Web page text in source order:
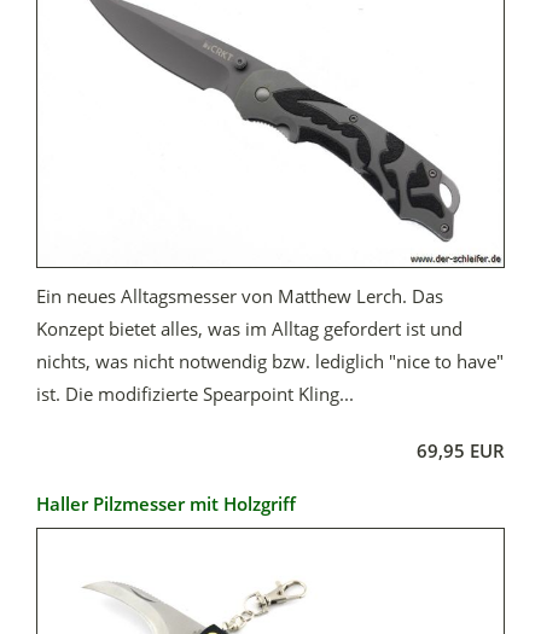
Ein neues Alltagsmesser von Matthew Lerch. Das
Konzept bietet alles, was im Alltag gefordert ist und
nichts, was nicht notwendig bzw. lediglich "nice to have"
ist. Die modifizierte Spearpoint Kling...
69,95 EUR
Haller Pilzmesser mit Holzgriff